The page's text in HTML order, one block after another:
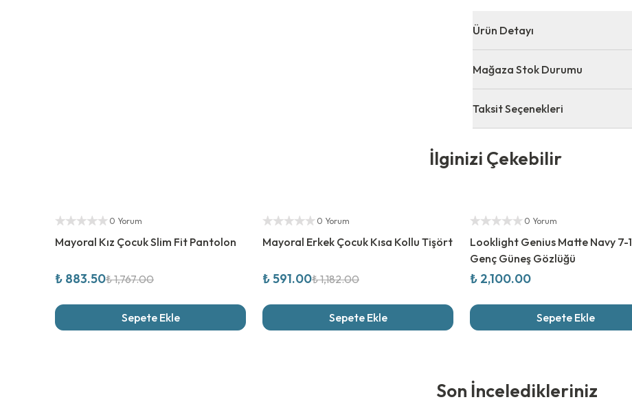
Ürün Detayı
Mağaza Stok Durumu
Taksit Seçenekleri
İlginizi Çekebilir
Yetkili Satıcı
0 Yorum
Mayoral Kız Çocuk Slim Fit Pantolon
₺ 883.50₺ 1,767.00
Sepete Ekle
Yetkili Satıcı
0 Yorum
Mayoral Erkek Çocuk Kısa Kollu Tişört
₺ 591.00₺ 1,182.00
Sepete Ekle
0 Yorum
Looklight Genius Matte Navy 7-
Genç Güneş Gözlüğü
₺ 2,100.00
Sepete Ekle
Son İnceledikleriniz